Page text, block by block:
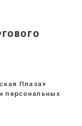
Плаза»
персональных